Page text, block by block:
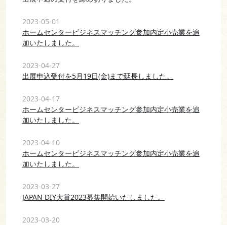
2023-05-01
ホームセンタービジネスマッチング参加内定小売業を追
加いたしました。
2023-04-27
出展申込受付を5月19日(金)まで延長しました。
2023-04-17
ホームセンタービジネスマッチング参加内定小売業を追
加いたしました。
2023-04-10
ホームセンタービジネスマッチング参加内定小売業を追
加いたしました。
2023-03-27
JAPAN DIY大賞2023募集開始いたしました。
2023-03-20